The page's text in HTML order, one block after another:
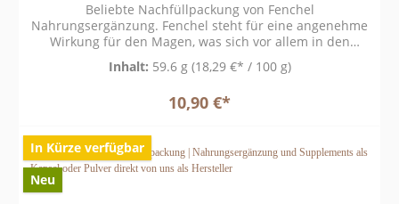
Beliebte Nachfüllpackung von Fenchel
Nahrungsergänzung. Fenchel steht für eine angenehme
Wirkung für den Magen, was sich vor allem in den
ätherischen Ölen: Anethol, Fenchon und Menthol
begründet.
Inhalt: 59.6 g (18,29 €* / 100 g)
10,90 €*
In Kürze verfügbar
Neu